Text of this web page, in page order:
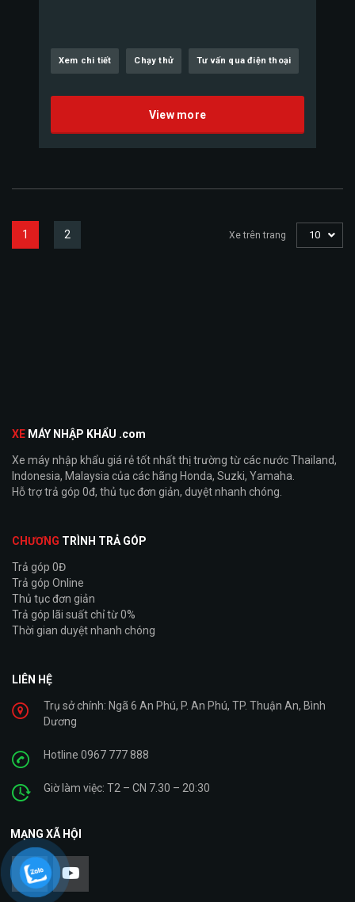
Xem chi tiết Chạy thử Tư vấn qua điện thoại
View more
1 2 Xe trên trang 10
XE MÁY NHẬP KHẨU .com
Xe máy nhập khẩu giá rẻ tốt nhất thị trường từ các nước Thailand,
Indonesia, Malaysia của các hãng Honda, Suzki, Yamaha.
Hỗ trợ trả góp 0đ, thủ tục đơn giản, duyệt nhanh chóng.
CHƯƠNG TRÌNH TRẢ GÓP
Trả góp 0Đ
Trả góp Online
Thủ tục đơn giản
Trả góp lãi suất chỉ từ 0%
Thời gian duyệt nhanh chóng
LIÊN HỆ
Trụ sở chính: Ngã 6 An Phú, P. An Phú, TP. Thuận An, Bình
Dương
Hotline 0967 777 888
Giờ làm việc: T2 – CN 7.30 – 20:30
MẠNG XÃ HỘI